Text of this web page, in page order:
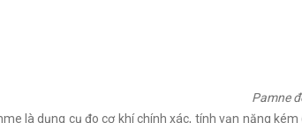
Pamne
là dụng cụ đo cơ khí chính xác, tính vạn năng